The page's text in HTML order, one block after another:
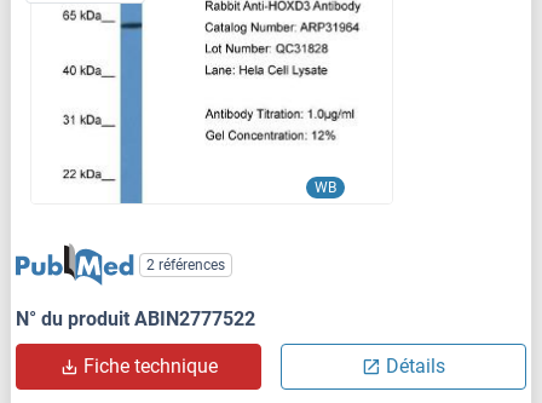
WB
2 références
N° du produit ABIN2777522
Fiche technique Détails